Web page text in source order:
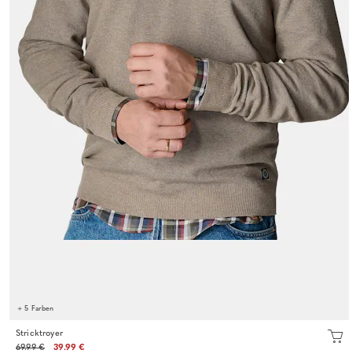
+ 5 Farben
Stricktroyer
69.99 €
39.99 €